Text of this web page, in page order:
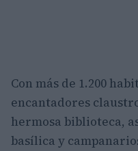
Con más de 1.200
encantadores
hermosa biblioteca,
basílica y